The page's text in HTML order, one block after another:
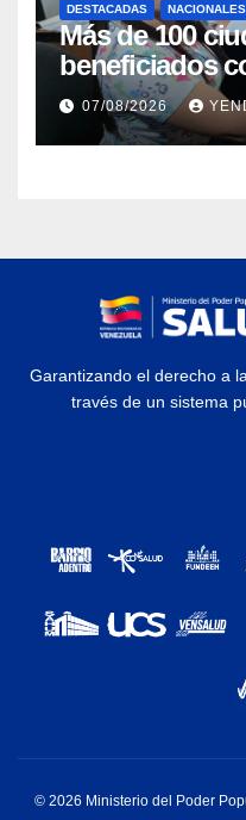
DESTACADAS NACIONALES
Más de 100
beneficiados
prótesis
Rehabilitación
07/08/2026
Garantizando el derecho a
través de un sistema
© 2026 Ministerio del Poder